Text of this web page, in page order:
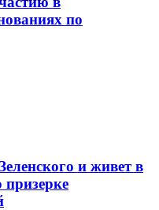
по
и живет в
призерке